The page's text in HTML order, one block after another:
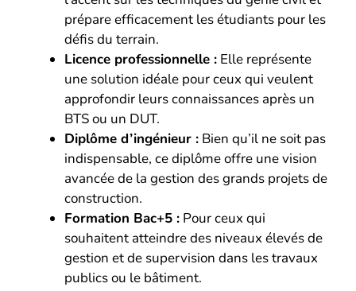
prépare efficacement les étudiants pour les
défis du terrain.
Licence professionnelle : Elle représente
une solution idéale pour ceux qui veulent
approfondir leurs connaissances après un
BTS ou un DUT.
Diplôme d’ingénieur : Bien qu’il ne soit pas
indispensable, ce diplôme offre une vision
avancée de la gestion des grands projets de
construction.
Formation Bac+5 : Pour ceux qui
souhaitent atteindre des niveaux élevés de
gestion et de supervision dans les travaux
publics ou le bâtiment.